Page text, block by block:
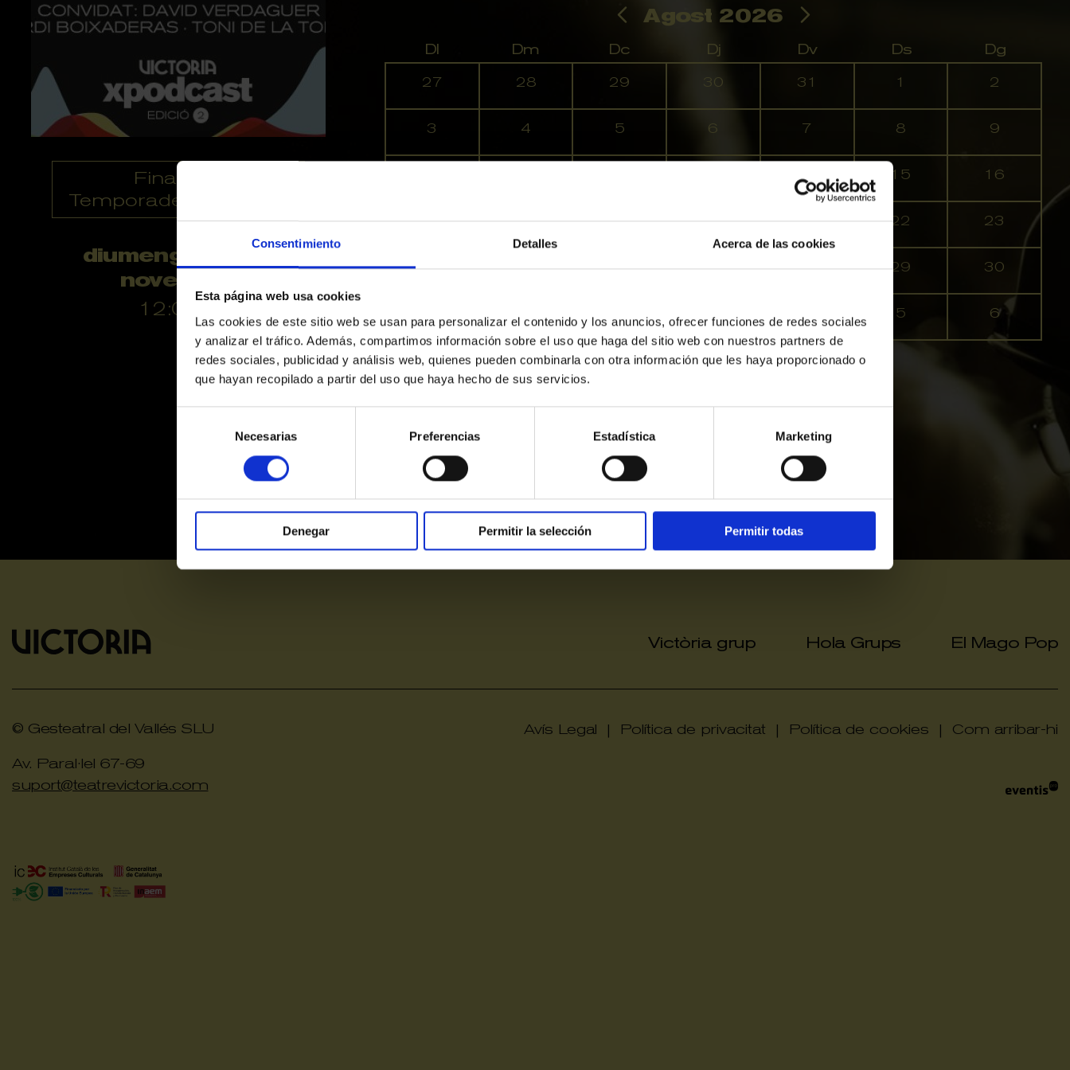
Consentimiento Detalles Acerca de las cookies
Esta página web usa cookies
Las cookies de este sitio web se usan para personalizar el contenido y los anuncios, ofrecer funciones de redes sociales
y analizar el tráfico. Además, compartimos información sobre el uso que haga del sitio web con nuestros partners de
redes sociales, publicidad y análisis web, quienes pueden combinarla con otra información que les haya proporcionado o
que hayan recopilado a partir del uso que haya hecho de sus servicios.
consentimiento
Necesarias Preferencias Estadística Marketing
Denegar Permitir la selección Permitir todas
Finalitzat
Temporades anteriors
diumenge 24 de
novembre
12:00 h
Agost 2026
Dl Dm Dc Dj Dv Ds Dg
No hi ha cap activitat aquest mes
27 28 29 30 31 1 2
3 4 5 6 7 8 9
14 15 16
17 18 19 20 21 22 23
24 25 26 27 28 29 30
3 4 5 6
Alta Mitja Baixa
Victòria grup Hola Grups El Mago Pop
© Gesteatral del Vallés SLU
Av. Paral·lel 67-69
suport@teatrevictoria.com
Avís Legal | Política de privacitat | Política de cookies | Com arribar-hi